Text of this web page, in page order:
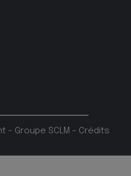
- Groupe SCLM - Crédits